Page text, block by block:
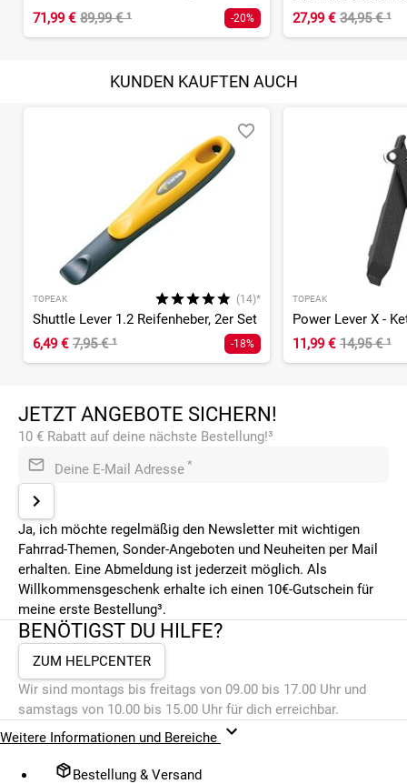
71,99 € 89,99 €¹ -20% 27,99 € 34,95 €¹
KUNDEN KAUFTEN AUCH
TOPEAK (14)*
Shuttle Lever 1.2 Reifenheber, 2er Set
6,49 € 7,95 €¹ -18%
TOPEAK
11,99 € 14,95 €¹
JETZT ANGEBOTE SICHERN!
10 € Rabatt auf deine nächste Bestellung!³
Deine E-Mail Adresse *
Ja, ich möchte regelmäßig den Newsletter mit wichtigen
Fahrrad-Themen, Sonder-Angeboten und Neuheiten per Mail
erhalten. Eine Abmeldung ist jederzeit möglich. Als
Willkommensgeschenk erhalte ich einen 10€-Gutschein für
meine erste Bestellung³.
BENÖTIGST DU HILFE?
ZUM HELPCENTER
Wir sind montags bis freitags von 09.00 bis 17.00 Uhr und
samstags von 10.00 bis 15.00 Uhr für dich erreichbar.
Weitere Informationen und Bereiche
Bestellung & Versand